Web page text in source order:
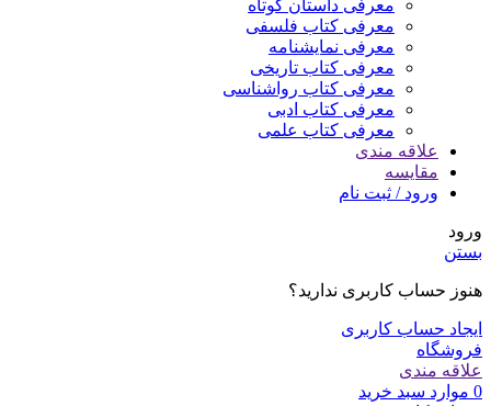
معرفی داستان کوتاه
معرفی کتاب فلسفی
معرفی نمایشنامه
معرفی کتاب تاریخی
معرفی کتاب رواشناسی
معرفی کتاب ادبی
معرفی کتاب علمی
علاقه مندی
مقایسه
ورود / ثبت نام
ورود
بستن
هنوز حساب کاربری ندارید؟
ایجاد حساب کاربری
فروشگاه
علاقه مندی
0 موارد سبد خرید